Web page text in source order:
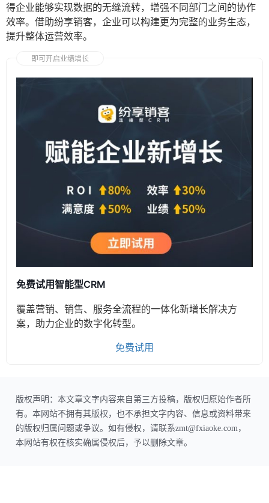
得企业能够实现数据的无缝流转，增强不同部门之间的协作
效率。借助纷享销客，企业可以构建更为完整的业务生态，
提升整体运营效率。
即可开启业绩增长
免费试用智能型CRM
覆盖营销、销售、服务全流程的一体化新增长解决方
案，助力企业的数字化转型。
免费试用
版权声明：本文章文字内容来自第三方投稿，版权归原始作者所
有。本网站不拥有其版权，也不承担文字内容、信息或资料带来
的版权归属问题或争议。如有侵权，请联系zmt@fxiaoke.com，
本网站有权在核实确属侵权后，予以删除文章。